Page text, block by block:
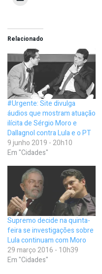
Relacionado
#Urgente: Site divulga
áudios que mostram atuação
ilícita de Sérgio Moro e
Dallagnol contra Lula e o PT
9 junho 2019 - 20h10
Em "Cidades"
Supremo decide na quinta-
feira se investigações sobre
Lula continuam com Moro
29 março 2016 - 10h39
Em "Cidades"